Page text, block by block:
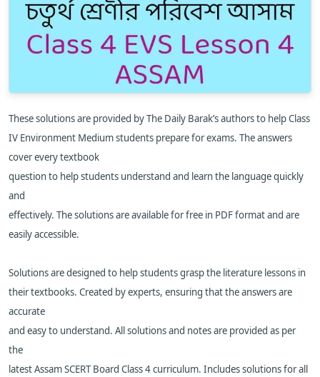
These solutions are provided by The Daily Barak’s authors to help Class
IV Environment Medium students prepare for exams. The answers
cover every textbook
question to help students understand and learn the language quickly
and
effectively. The solutions are available for free in PDF format and are
easily accessible.
Solutions are designed to help students grasp the literature lessons in
their textbooks. Created by experts, ensuring that the answers are
accurate
and easy to understand. All solutions and notes are provided as per
the
latest Assam SCERT Board Class 4 curriculum. Includes solutions for all